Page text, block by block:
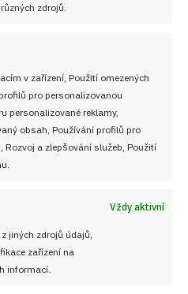
zdrojů.
v zařízení, Použití omezených
pro personalizovanou
personalizované reklamy,
obsah, Používání profilů pro
a zlepšování služeb, Použití
Vždy aktivní
jiných zdrojů údajů,
zařízení na
informací.